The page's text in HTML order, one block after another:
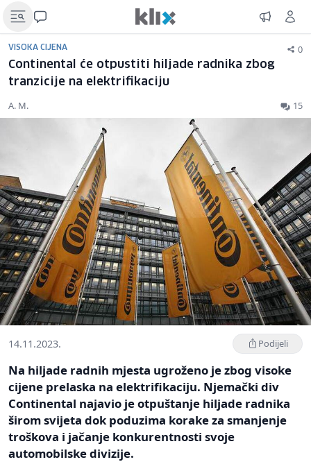
VISOKA CIJENA 0
Continental će otpustiti hiljade radnika zbog
tranzicije na elektrifikaciju
A. M. 15
14.11.2023. Podijeli
Na hiljade radnih mjesta ugroženo je zbog visoke
cijene prelaska na elektrifikaciju. Njemački div
Continental najavio je otpuštanje hiljade radnika
širom svijeta dok poduzima korake za smanjenje
troškova i jačanje konkurentnosti svoje
automobilske divizije.